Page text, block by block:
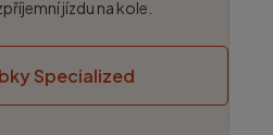
jízdu na kole.
Specialized